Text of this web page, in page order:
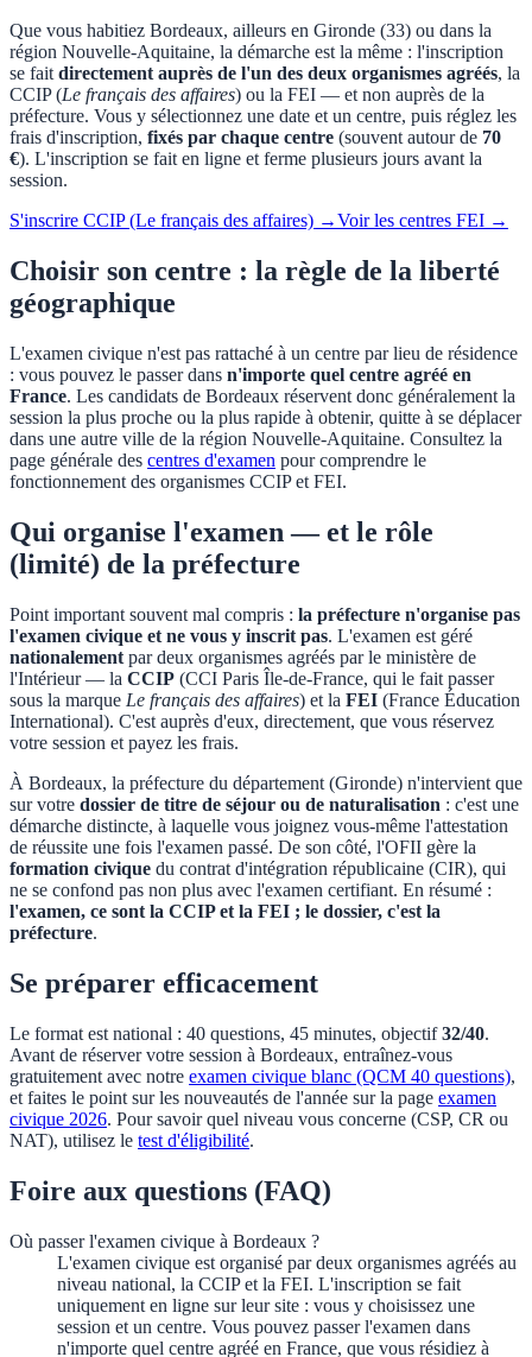
Que vous habitiez Bordeaux, ailleurs en Gironde (33) ou dans la
région Nouvelle-Aquitaine, la démarche est la même : l'inscription
se faitdirectement auprès de l'un des deux organismes agréés, la
CCIP (Le français des affaires) ou la FEI — et non auprès de la
préfecture. Vous y sélectionnez une date et un centre, puis réglez les
frais d'inscription, fixés par chaque centre (souvent autour de 70
€). L'inscription se fait en ligne et ferme plusieurs jours avant la
session.
S'inscrire CCIP (Le français des affaires) →Voir les centres FEI →
Choisir son centre : la règle de la liberté
géographique
L'examen civique n'est pas rattaché à un centre par lieu de résidence
: vous pouvez le passer dans n'importe quel centre agréé en
France. Les candidats de Bordeaux réservent donc généralement la
session la plus proche ou la plus rapide à obtenir, quitte à se déplacer
dans une autre ville de la région Nouvelle-Aquitaine. Consultez la
page générale des centres d'examen pour comprendre le
fonctionnement des organismes CCIP et FEI.
Qui organise l'examen — et le rôle
(limité) de la préfecture
Point important souvent mal compris : la préfecture n'organise pas
l'examen civique et ne vous y inscrit pas. L'examen est géré
nationalement par deux organismes agréés par le ministère de
l'Intérieur — la CCIP (CCI Paris Île-de-France, qui le fait passer
sous la marque Le français des affaires) et la FEI (France Éducation
International). C'est auprès d'eux, directement, que vous réservez
votre session et payez les frais.
À Bordeaux, la préfecture du département (Gironde) n'intervient que
sur votre dossier de titre de séjour ou de naturalisation : c'est une
démarche distincte, à laquelle vous joignez vous-même l'attestation
de réussite une fois l'examen passé. De son côté, l'OFII gère la
formation civique du contrat d'intégration républicaine (CIR), qui
ne se confond pas non plus avec l'examen certifiant. En résumé :
l'examen, ce sont la CCIP et la FEI ; le dossier, c'est la
préfecture.
Se préparer efficacement
Le format est national : 40 questions, 45 minutes, objectif32/40.
Avant de réserver votre session à Bordeaux, entraînez-vous
gratuitement avec notre examen civique blanc (QCM 40 questions),
et faites le point sur les nouveautés de l'année sur la page examen
civique 2026. Pour savoir quel niveau vous concerne (CSP, CR ou
NAT), utilisez le test d'éligibilité.
Foire aux questions (FAQ)
Où passer l'examen civique à Bordeaux ?
L'examen civique est organisé par deux organismes agréés au
niveau national, la CCIP et la FEI. L'inscription se fait
uniquement en ligne sur leur site : vous y choisissez une
session et un centre. Vous pouvez passer l'examen dans
n'importe quel centre agréé en France, que vous résidiez à